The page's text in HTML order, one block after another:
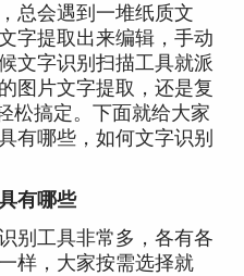
总会遇到一堆纸质文
字提取出来编辑，手动
文字识别扫描工具就派
图片文字提取，还是复
松搞定。下面就给大家
有哪些，如何文字识别
有哪些
别工具非常多，各有各
样，大家按需选择就